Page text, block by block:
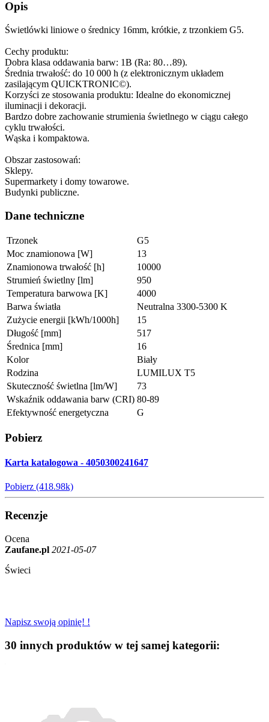
Opis
Świetlówki liniowe o średnicy 16mm, krótkie, z trzonkiem G5.
Cechy produktu:
Dobra klasa oddawania barw: 1B (Ra: 80…89).
Średnia trwałość: do 10 000 h (z elektronicznym układem
zasilającym QUICKTRONIC©).
Korzyści ze stosowania produktu: Idealne do ekonomicznej
iluminacji i dekoracji.
Bardzo dobre zachowanie strumienia świetlnego w ciągu całego
cyklu trwałości.
Wąska i kompaktowa.
Obszar zastosowań:
Sklepy.
Supermarkety i domy towarowe.
Budynki publiczne.
Dane techniczne
Trzonek
G5
Moc znamionowa [W]
13
Znamionowa trwałość [h]
10000
Strumień świetlny [lm]
950
Temperatura barwowa [K]
4000
Barwa światła
Neutralna 3300-5300 K
Zużycie energii [kWh/1000h]
15
Długość [mm]
517
Średnica [mm]
16
Kolor
Biały
Rodzina
LUMILUX T5
Skuteczność świetlna [lm/W]
73
Wskaźnik oddawania barw (CRI) 80-89
Efektywność energetyczna
G
Pobierz
Karta katalogowa - 4050300241647
Pobierz (418.98k)
Recenzje
Ocena
Zaufane.pl 2021-05-07
Świeci
Napisz swoją opinię! !
30 innych produktów w tej samej kategorii: